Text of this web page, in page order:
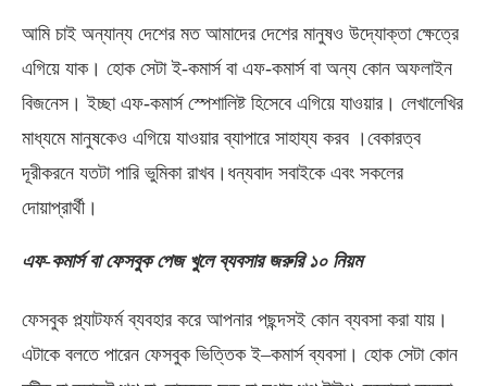
আমি চাই অন্যান্য দেশের মত আমাদের দেশের মানুষও উদ্যোক্তা ক্ষেত্রে
এগিয়ে যাক। হোক সেটা ই-কমার্স বা এফ-কমার্স বা অন্য কোন অফলাইন
বিজনেস। ইচ্ছা এফ-কমার্স স্পেশালিষ্ট হিসেবে এগিয়ে যাওয়ার। লেখালেখির
মাধ্যমে মানুষকেও এগিয়ে যাওয়ার ব্যাপারে সাহায্য করব ।বেকারত্ব
দূরীকরনে যতটা পারি ভুমিকা রাখব।ধন্যবাদ সবাইকে এবং সকলের
দোয়াপ্রার্থী।
এফ-কমার্স বা ফেসবুক পেজ খুলে ব্যবসার জরুরি ১০ নিয়ম
ফেসবুক প্ল্যাটফর্ম ব্যবহার করে আপনার পছন্দসই কোন ব্যবসা করা যায়।
এটাকে বলতে পারেন ফেসবুক ভিত্তিক ই–কমার্স ব্যবসা। হোক সেটা কোন